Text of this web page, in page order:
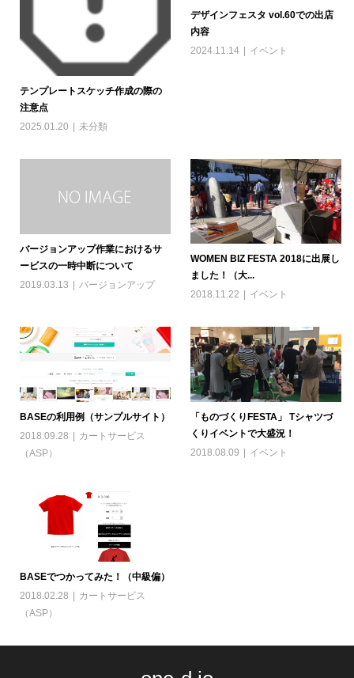
テンプレートスケッチ作成の際の
注意点
2025.01.20
未分類
デザインフェスタ vol.60での出店
内容
2024.11.14
イベント
バージョンアップ作業におけるサ
ービスの一時中断について
2019.03.13
バージョンアップ
WOMEN BIZ FESTA 2018に出展し
ました！（大...
2018.11.22
イベント
BASEの利用例（サンプルサイト）
2018.09.28
カートサービス
（ASP）
「ものづくりFESTA」 Tシャツづ
くりイベントで大盛況！
2018.08.09
イベント
BASEでつかってみた！（中級偏）
2018.02.28
カートサービス
（ASP）